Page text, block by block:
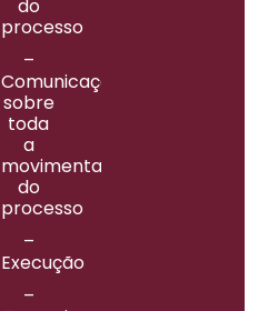
do
processo
–
Comunicação
sobre
toda
a
movimentação
do
processo
–
Execução
–